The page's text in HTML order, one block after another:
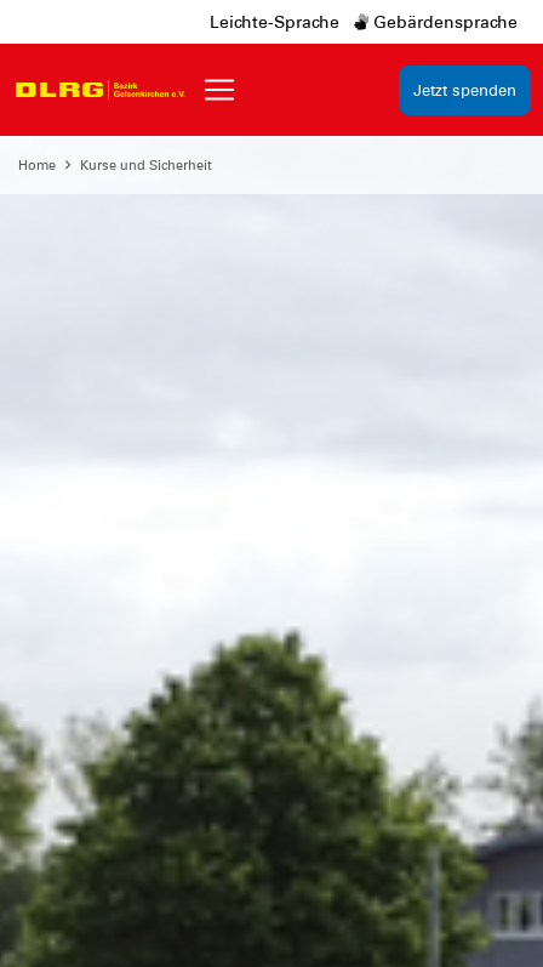
Leichte-Sprache Gebärdensprache
Jetzt spenden
Home Kurse und Sicherheit